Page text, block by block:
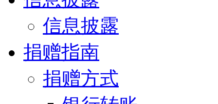
信息披露
捐赠指南
捐赠方式